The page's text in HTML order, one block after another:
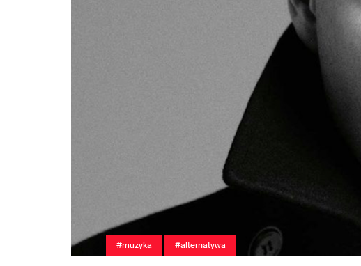
#muzyka #alternatywa